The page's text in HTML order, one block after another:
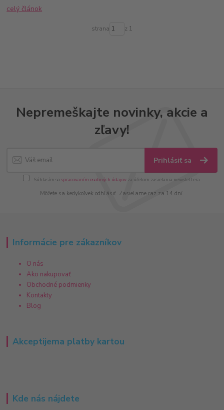
celý článok
strana z 1
Nepremeškajte novinky, akcie a
zľavy!
Prihlásiť sa
Súhlasím sospracovaním osobných údajov za účelom zasielania newslettera.
Môžete sa kedykoľvek odhlásiť. Zasielame raz za 14 dní.
Informácie pre zákazníkov
O nás
Ako nakupovať
Obchodné podmienky
Kontakty
Blog
Akceptijema platby kartou
Kde nás nájdete